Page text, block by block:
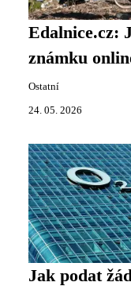
Edalnice.cz:
známku
Ostatní
24. 05. 2026
Jak podat